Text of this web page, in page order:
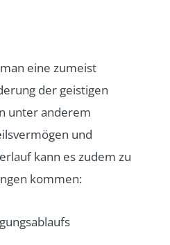
eine zumeist
der geistigen
unter anderem
und
kann es zudem zu
kommen: